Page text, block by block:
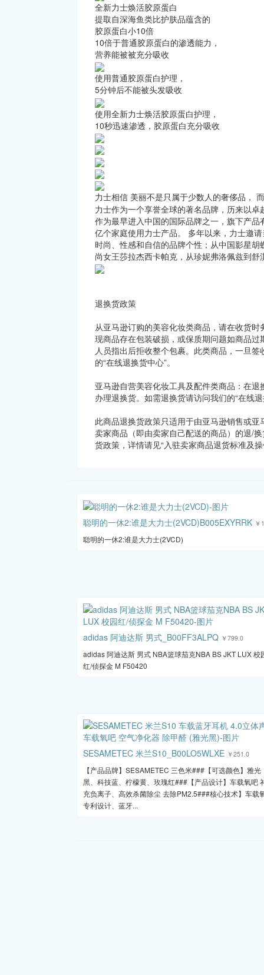
全新力士焕活胶原蛋白
提取自深海鱼类比护肤品蕴含的
胶原蛋白小10倍
10倍于普通胶原蛋白的渗透能力，
营养能被被充分吸收
使用普通胶原蛋白护理，
5分钟后不能被头发吸收
使用全新力士焕活胶原蛋白护理，
10秒迅速渗透，胶原蛋白充分吸收
力士相信 美丽不是只属于少数人的奢侈品
力士作为一个享誉全球的著名品牌，历来以
作为最早进入中国的国际品牌之一，旗下产
亿个家庭使用力士产品。 多年以来，力士邀
时尚、性感和自信的品牌个性；从中国影星
尚女王莎拉杰西卡帕克，从珍妮弗洛佩兹到
退换货政策
从亚马逊订购的美容化妆类商品，请在收货
现商品存在包装破损，或保质期问题如商品
人员指出后拒收整个包裹。此类商品，一旦
的“在线退换货中心”。
亚马逊自营美容化妆工具及配件类商品：在
办理退换货。如需退换货请访问我们的“在线
此商品退换货政策只适用于由亚马逊销售或
卖家商品（即由卖家自己配送的商品）的退/
货政策，详情请见“入驻卖家商品退货标准及
聪明的一休2:谁是大力士(2VCD)B005EXYRRK ￥
聪明的一休2:谁是大力士(2VCD)
adidas 阿迪达斯 男式_B00FF3ALPQ ￥799.0
adidas 阿迪达斯 男式 NBA篮球茄克NBA BS JKT LUX 校
红/侦探金 M F50420
SESAMETEC 米兰S10_B00LO5WLXE ￥251.0
【产品品牌】SESAMETEC 三色米###【可选颜色】雅光
黑、科技蓝、柠檬黄、玫瑰红###【产品设计】车载氧吧
充负离子、高效杀菌除尘 去除PM2.5###核心技术】车载
专利设计、蓝牙...